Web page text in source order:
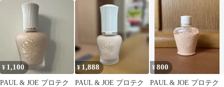
ンプライマー 01
ョン プライマー 02
ョン プライマー 01
¥ 1,100
PAUL & JOE プロテク
¥ 1,888
PAUL & JOE プロテク
¥800
PAUL & JOE プロテク